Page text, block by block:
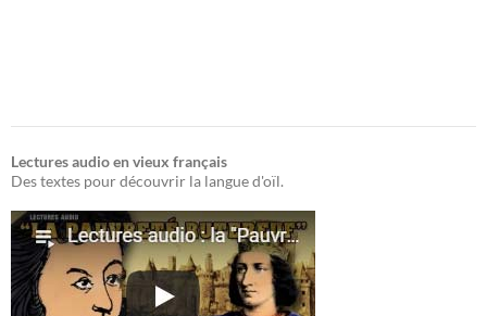
Lectures audio en vieux français
Des textes pour découvrir la langue d'oïl.